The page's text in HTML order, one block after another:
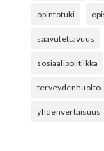
opintotuki
saavutettavuus
sosiaalipolitiikka
terveydenhuolto
yhdenvertaisuus